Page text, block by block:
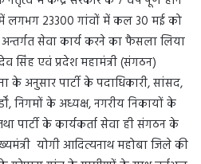
में लगभग 23300 गांवों में कल 30 मई को
सेवा कार्य करने का फैसला लिया
सिंह एवं प्रदेश महामंत्री (संगठन)
के अनुसार पार्टी के पदाधिकारी, सांसद,
निगमों के अध्यक्ष, नगरीय निकायों के
पार्टी के कार्यकर्ता सेवा ही संगठन के
योगी आदित्यनाथ महोबा जिले की